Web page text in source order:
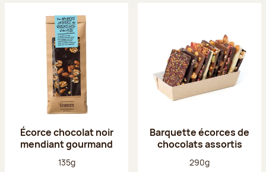
Écorce chocolat noir
mendiant gourmand
Poids net :
135g
Barquette écorces de
chocolats assortis
Poids net :
290g